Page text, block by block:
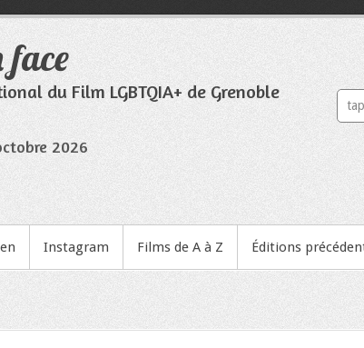
face
du Film LGBTQIA+ de Grenoble
2026
Instagram Films de A à Z Éditions